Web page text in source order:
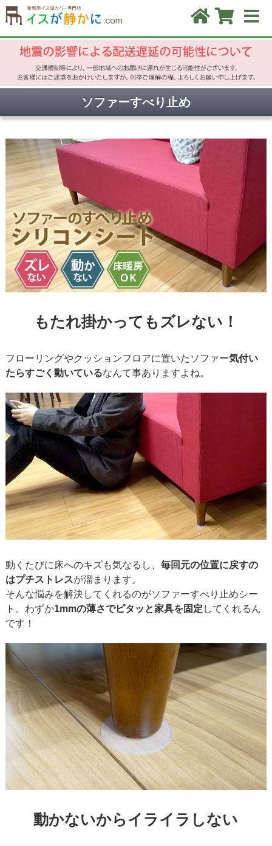
ソファーすべり止め
もたれ掛かってもズレない！
フローリングやクッションフロアに置いたソファー気付い
たらすごく動いているなんて事ありますよね。
動くたびに床へのキズも気なるし、 毎回元の位置に戻すの
はプチストレスが溜まります。
そんな悩みを解決してくれるのがソファーすべり止めシー
ト。わずか1mmの薄さでピタッと家具を固定 してくれるん
です！
動かないからイライラしない